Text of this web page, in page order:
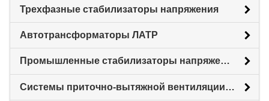
Трехфазные стабилизаторы напряжения
Автотрансформаторы ЛАТР
Промышленные стабилизаторы напряжения
Системы приточно-вытяжной вентиляции с рекуперацией тепловой энергии (Рекуператоры)